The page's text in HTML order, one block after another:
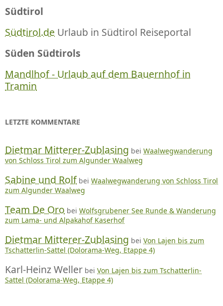
Südtirol
Südtirol.de Urlaub in Südtirol Reiseportal
Süden Südtirols
Mandlhof - Urlaub auf dem Bauernhof in
Tramin
LETZTE KOMMENTARE
Dietmar Mitterer-Zublasing bei Waalwegwanderung
von Schloss Tirol zum Algunder Waalweg
Sabine und Rolf bei Waalwegwanderung von Schloss Tirol
zum Algunder Waalweg
Team De Oro bei Wolfsgrubener See Runde & Wanderung
zum Lama- und Alpakahof Kaserhof
Dietmar Mitterer-Zublasing bei Von Lajen bis zum
Tschatterlin-Sattel (Dolorama-Weg, Etappe 4)
Karl-Heinz Weller bei Von Lajen bis zum Tschatterlin-
Sattel (Dolorama-Weg, Etappe 4)